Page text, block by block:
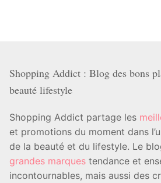
Shopping Addict : Blog des bons
beauté lifestyle
Shopping Addict partage les
et promotions du moment dans
de la beauté et du lifestyle. Le
grandes marques tendance et
incontournables, mais aussi des